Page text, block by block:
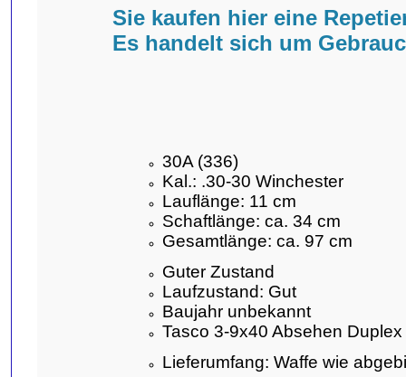
Sie kaufen hier eine
Es handelt sich um
30A (336)
Kal.: .30-30 Winchester
Lauflänge: 11 cm
Schaftlänge: ca. 34 cm
Gesamtlänge: ca. 97 cm
Guter Zustand
Laufzustand: Gut
Baujahr unbekannt
Tasco 3-9x40 Absehen Duplex
Lieferumfang: Waffe wie